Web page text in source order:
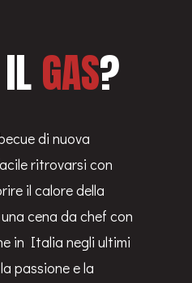
ILGAS?
di nuova
ritrovarsi con